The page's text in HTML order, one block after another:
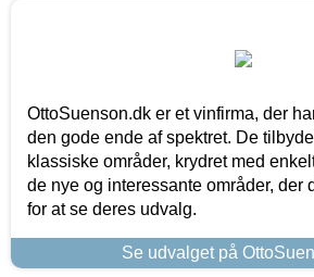
OttoSuenson.dk er et vinfirma, der
den gode ende af spektret. De
klassiske områder, krydret med
de nye og interessante områder, der
for at se deres udvalg.
Se udvalget på